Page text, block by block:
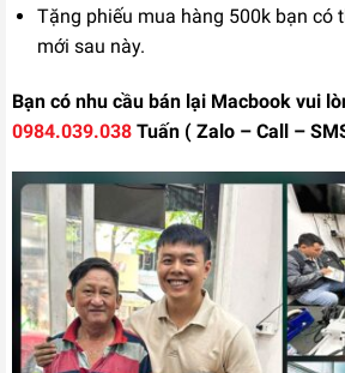
Tặng phiếu mua hàng 500k bạn có
mới sau này.
Bạn có nhu cầu bán lại Macbook vui
0984.039.038 Tuấn ( Zalo – Call –